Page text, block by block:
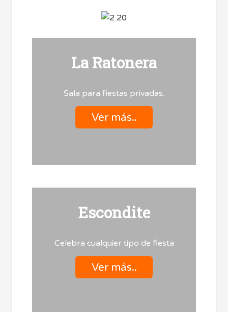
La Ratonera
Sala para fiestas privadas.
Ver más..
Escondite
Celebra cualquier tipo de fiesta
Ver más..